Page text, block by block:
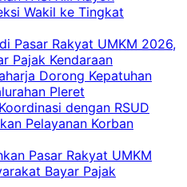
Wakil ke Tingkat
Pasar Rakyat UMKM 2026,
Pajak Kendaraan
Dorong Kepatuhan
Pleret
dengan RSUD
Pelayanan Korban
Pasar Rakyat UMKM
Bayar Pajak